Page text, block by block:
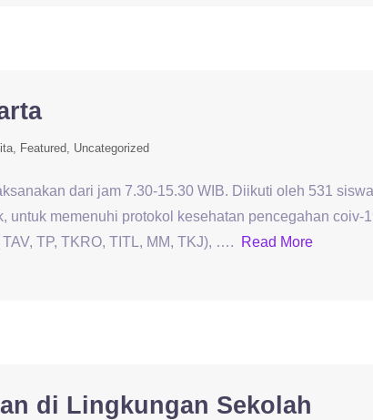
Featured Uncategorized
dari jam 7.30-15.30 WIB. Diikuti oleh 531
untuk memenuhi protokol kesehatan pencegahan
TP, TKRO, TITL, MM, TKJ), ….
Read More
di Lingkungan Sekolah